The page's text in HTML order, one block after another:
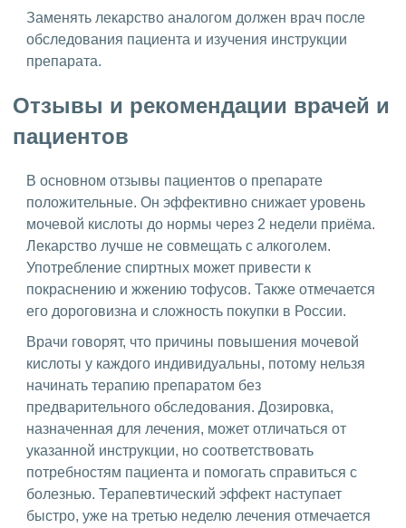
Заменять лекарство аналогом должен врач после
обследования пациента и изучения инструкции
препарата.
Отзывы и рекомендации врачей и
пациентов
В основном отзывы пациентов о препарате
положительные. Он эффективно снижает уровень
мочевой кислоты до нормы через 2 недели приёма.
Лекарство лучше не совмещать с алкоголем.
Употребление спиртных может привести к
покраснению и жжению тофусов. Также отмечается
его дороговизна и сложность покупки в России.
Врачи говорят, что причины повышения мочевой
кислоты у каждого индивидуальны, потому нельзя
начинать терапию препаратом без
предварительного обследования. Дозировка,
назначенная для лечения, может отличаться от
указанной инструкции, но соответствовать
потребностям пациента и помогать справиться с
болезнью. Терапевтический эффект наступает
быстро, уже на третью неделю лечения отмечается